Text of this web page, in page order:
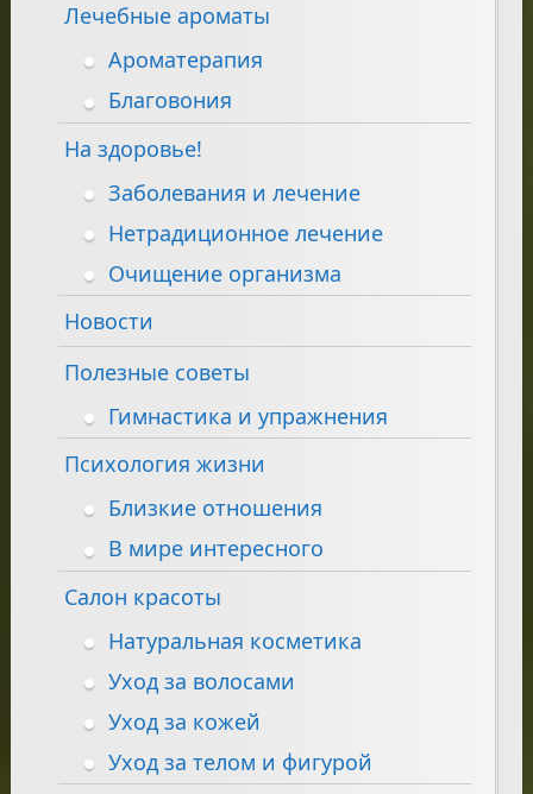
Лечебные ароматы
Ароматерапия
Благовония
На здоровье!
Заболевания и лечение
Нетрадиционное лечение
Очищение организма
Новости
Полезные советы
Гимнастика и упражнения
Психология жизни
Близкие отношения
В мире интересного
Салон красоты
Натуральная косметика
Уход за волосами
Уход за кожей
Уход за телом и фигурой